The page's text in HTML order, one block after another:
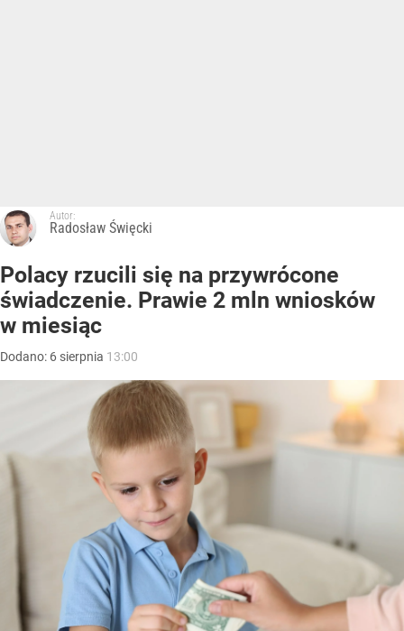
Autor:
Radosław Święcki
Polacy rzucili się na przywrócone
świadczenie. Prawie 2 mln wniosków
w miesiąc
Dodano: 6 sierpnia 13:00